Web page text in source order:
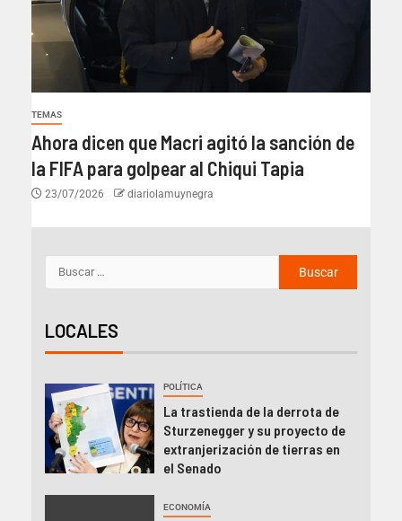
TEMAS
Ahora dicen que Macri agitó la sanción de
la FIFA para golpear al Chiqui Tapia
23/07/2026 diariolamuynegra
LOCALES
POLÍTICA
La trastienda de la derrota de
Sturzenegger y su proyecto de
extranjerización de tierras en
el Senado
ECONOMÍA